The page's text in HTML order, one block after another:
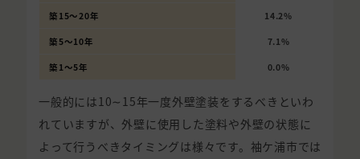
築15〜20年 14.2%
築5〜10年 7.1%
築1〜5年 0.0%
一般的には10∼15年一度外壁塗装をするべきといわ
れていますが、外壁に使用した塗料や外壁の状態に
よって行うべきタイミングは様々です。袖ケ浦市では